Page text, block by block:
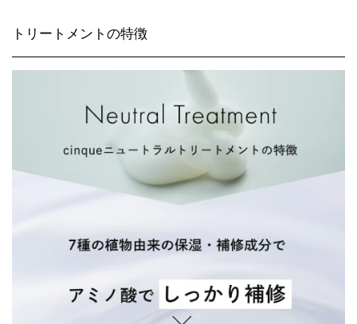
トリートメントの特徴